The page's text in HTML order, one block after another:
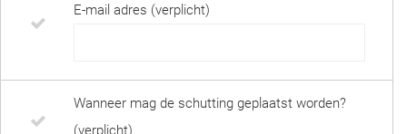
E-mail adres (verplicht)
Wanneer mag de schutting geplaatst worden?
(verplicht)